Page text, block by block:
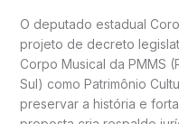
O deputado estadual
projeto de decreto
Corpo Musical da PMMS
Sul) como Patrimônio
preservar a história e